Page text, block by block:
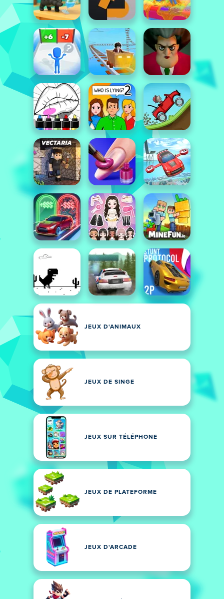
JEUX D'ANIMAUX
JEUX DE SINGE
JEUX SUR TÉLÉPHONE
JEUX DE PLATEFORME
JEUX D'ARCADE